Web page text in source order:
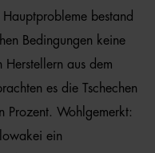
bestand
Bedingungen keine
aus dem
es die Tschechen
Prozent. Wohlgemerkt:
ein